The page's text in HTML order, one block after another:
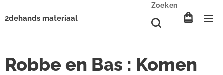
2dehands materiaal
Zoeken
Robbe en Bas : Komen